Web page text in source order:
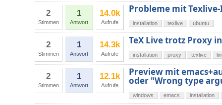
2
Stimmen
1
Antwort
14.0k
Aufrufe
Probleme mit
installation texlive ubuntu
2
Stimmen
1
Antwort
14.3k
Aufrufe
TeX Live trotz Proxy
installation proxy texlive
2
Stimmen
1
Antwort
12.1k
Aufrufe
Preview mit
oder "Wrong type
windows emacs installation